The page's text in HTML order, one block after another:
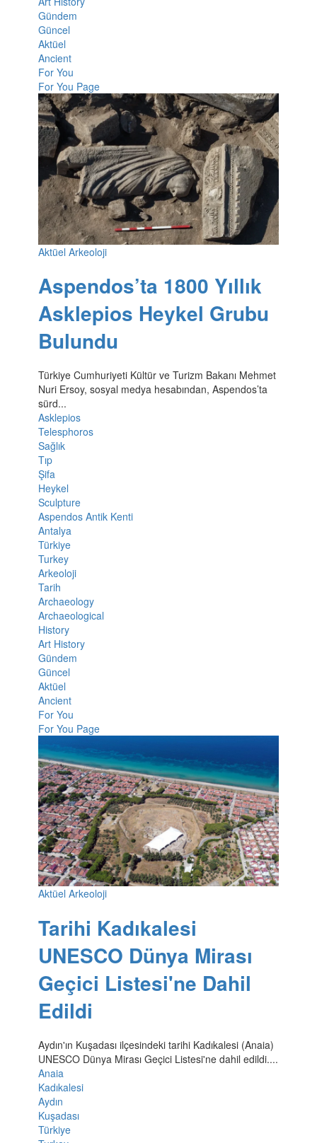
Gündem
Güncel
Aktüel
Ancient
For You
For You Page
Aktüel Arkeoloji
Aspendos’ta 1800 Yıllık
Asklepios Heykel Grubu
Bulundu
Türkiye Cumhuriyeti Kültür ve Turizm Bakanı Mehmet
Nuri Ersoy, sosyal medya hesabından, Aspendos’ta
sürd...
Asklepios
Telesphoros
Sağlık
Tıp
Şifa
Heykel
Sculpture
Aspendos Antik Kenti
Antalya
Türkiye
Turkey
Arkeoloji
Tarih
Archaeology
Archaeological
History
Art History
Gündem
Güncel
Aktüel
Ancient
For You
For You Page
Aktüel Arkeoloji
Tarihi Kadıkalesi
UNESCO Dünya Mirası
Geçici Listesi'ne Dahil
Edildi
Aydın'ın Kuşadası ilçesindeki tarihi Kadıkalesi (Anaia)
UNESCO Dünya Mirası Geçici Listesi'ne dahil edildi....
Anaia
Kadıkalesi
Aydın
Kuşadası
Türkiye